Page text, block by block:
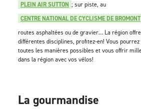
PLEIN AIR SUTTON ; sur piste, au
CENTRE NATIONAL DE CYCLISME DE BROMONT
routes asphaltées ou de gravier… La région
différentes disciplines, profitez-en! Vous
toutes les manières possibles et vous offrir
dans la région avec vos vélos!
La gourmandise